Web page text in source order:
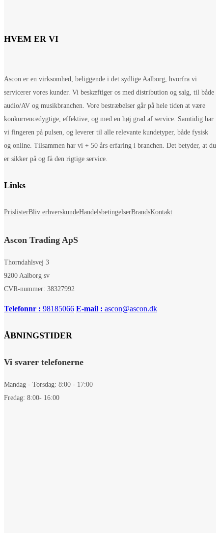
HVEM ER VI
Ascon er en virksomhed, beliggende i det sydlige Aalborg, hvorfra vi
servicerer vores kunder. Vi beskæftiger os med distribution og salg, til både
audio/AV og musikbranchen. Vore bestræbelser går på hele tiden at være
konkurrencedygtige, effektive, og med en høj grad af service. Samtidig har
vi fingeren på pulsen, og leverer til alle relevante kundetyper, både fysisk
og online. Tilsammen har vi + 50 års erfaring i branchen. Det betyder, at du
er sikker på og få den rigtige service.
Links
PrislisterBliv erhverskundeHandelsbetingelserBrandsKontakt
Ascon Trading ApS
Thorndahlsvej 3
9200 Aalborg sv
CVR-nummer: 38327992
Telefonnr : 98185066 E-mail : ascon@ascon.dk
ÅBNINGSTIDER
Vi svarer telefonerne
Mandag - Torsdag: 8:00 - 17:00
Fredag: 8:00- 16:00